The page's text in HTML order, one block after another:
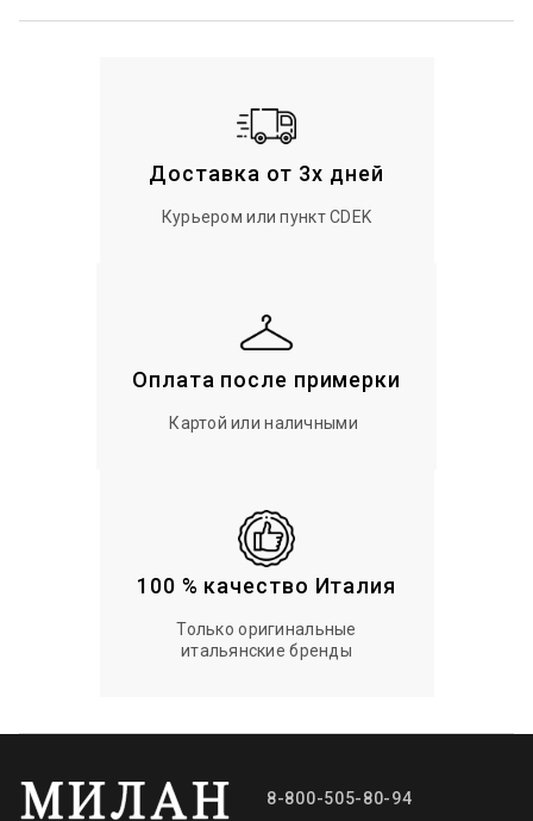
Доставка от 3х дней
Курьером или пункт CDEK
Оплата после примерки
Картой или наличными
100 % качество Италия
Только оригинальные
итальянские бренды
8-800-505-80-94